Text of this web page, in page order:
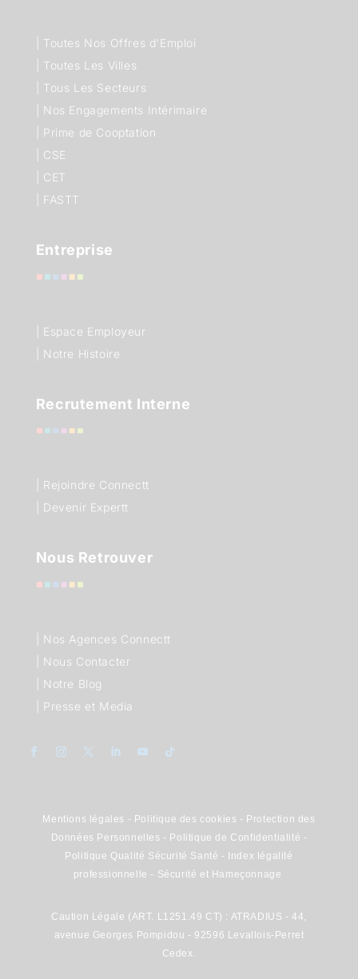
Toutes Nos Offres d'Emploi
Toutes Les Villes
Tous Les Secteurs
Nos Engagements Intérimaire
Prime de Cooptation
CSE
CET
FASTT
Entreprise
| Espace Employeur
| Notre Histoire
Recrutement Interne
| Rejoindre Connectt
| Devenir Expertt
Nous Retrouver
Nos Agences Connectt
Nous Contacter
Notre Blog
Presse et Media
Mentions légales - Politique des cookies - Protection des
Données Personnelles - Politique de Confidentialité -
Politique Qualité Sécurité Santé -
Index légalité
professionnelle - Sécurité et Hameçonnage
Caution Légale (ART. L1251.49 CT) : ATRADIUS - 44,
avenue Georges Pompidou - 92596 Levallois-Perret
Cedex.